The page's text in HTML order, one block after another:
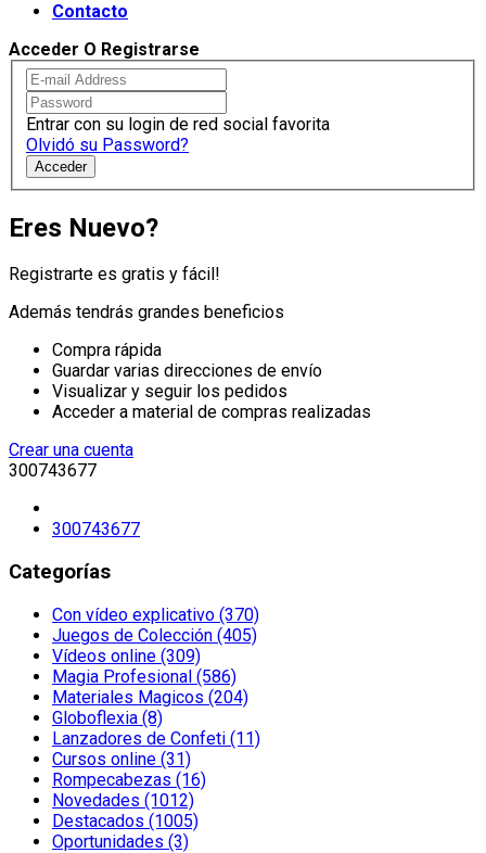
Contacto
Acceder O Registrarse
Entrar con su login de red social favorita
Olvidó su Password?
Acceder
Eres Nuevo?
Registrarte es gratis y fácil!
Además tendrás grandes beneficios
Compra rápida
Guardar varias direcciones de envío
Visualizar y seguir los pedidos
Acceder a material de compras realizadas
Crear una cuenta
300743677
300743677
Categorías
Con vídeo explicativo (370)
Juegos de Colección (405)
Vídeos online (309)
Magia Profesional (586)
Materiales Magicos (204)
Globoflexia (8)
Lanzadores de Confeti (11)
Cursos online (31)
Rompecabezas (16)
Novedades (1012)
Destacados (1005)
Oportunidades (3)